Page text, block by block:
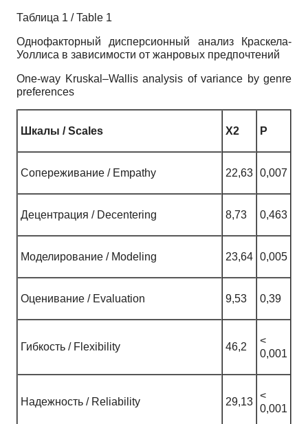
Таблица 1 / Table 1
Однофакторный дисперсионный анализ Краскела-
Уоллиса в зависимости от жанровых предпочтений
One-way Kruskal–Wallis analysis of variance by genre
preferences
Шкалы / Scales X2 P
Сопереживание / Empathy 22,63 0,007
Децентрация / Decentering 8,73 0,463
Моделирование / Modeling 23,64 0,005
Оценивание / Evaluation 9,53 0,39
Гибкость / Flexibility 46,2
<
0,001
Надежность / Reliability 29,13
<
0,001